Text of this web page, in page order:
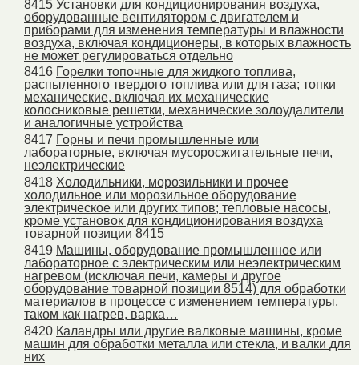
8415 Установки для кондиционирования воздуха,
оборудованные вентилятором с двигателем и
приборами для изменения температуры и влажности
воздуха, включая кондиционеры, в которых влажность
не может регулироваться отдельно
8416 Горелки топочные для жидкого топлива,
распыленного твердого топлива или для газа; топки
механические, включая их механические
колосниковые решетки, механические золоудалители
и аналогичные устройства
8417 Горны и печи промышленные или
лабораторные, включая мусоросжигательные печи,
неэлектрические
8418 Холодильники, морозильники и прочее
холодильное или морозильное оборудование
электрическое или других типов; тепловые насосы,
кроме установок для кондиционирования воздуха
товарной позиции 8415
8419 Машины, оборудование промышленное или
лабораторное с электрическим или неэлектрическим
нагревом (исключая печи, камеры и другое
оборудование товарной позиции 8514) для обработки
материалов в процессе с изменением температуры,
таком как нагрев, варка…
8420 Каландры или другие валковые машины, кроме
машин для обработки металла или стекла, и валки для
них